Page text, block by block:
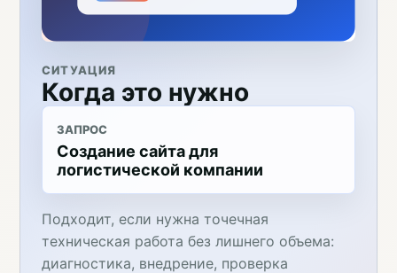
СИТУАЦИЯ
Когда это нужно
ЗАПРОС
Создание сайта для
логистической компании
Подходит, если нужна точечная
техническая работа без лишнего объема:
диагностика, внедрение, проверка